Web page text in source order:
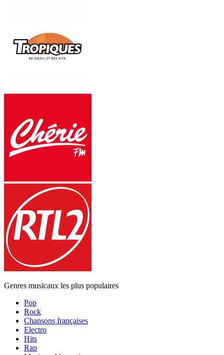
Genres musicaux les plus populaires
Pop
Rock
Chansons françaises
Electro
Hits
Rap